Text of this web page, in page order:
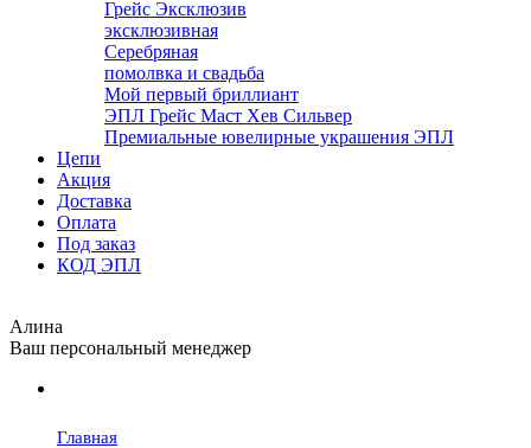
Грейс Эксклюзив
эксклюзивная
Серебряная
помолвка и свадьба
Мой первый бриллиант
ЭПЛ Грейс Маст Хев Сильвер
Премиальные ювелирные украшения ЭПЛ
Цепи
Акция
Доставка
Оплата
Под заказ
КОД ЭПЛ
Алина
Ваш персональный менеджер
Главная